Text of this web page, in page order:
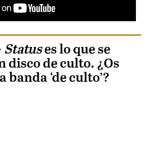
Statuses lo que se
disco de culto. ¿Os
banda ‘de culto’?